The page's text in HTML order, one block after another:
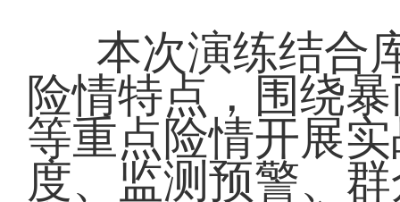
本次演练结合
险情特点，围绕
等重点险情开展
度、监测预警、